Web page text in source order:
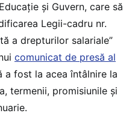
și Guvern, care să
Legii-cadru nr.
a drepturilor salariale”
comunicat de presă al
a fost la acea întâlnire la
termenii, promisiunile și